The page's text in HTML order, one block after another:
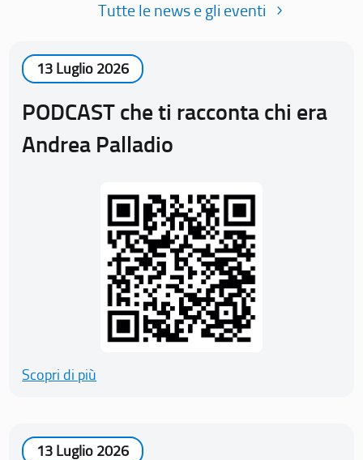
Tutte le news e gli eventi
13 Luglio 2026
PODCAST che ti racconta chi era
Andrea Palladio
Scopri di più
13 Luglio 2026